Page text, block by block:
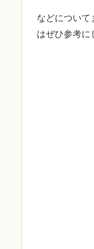
などについて
はぜひ参考に